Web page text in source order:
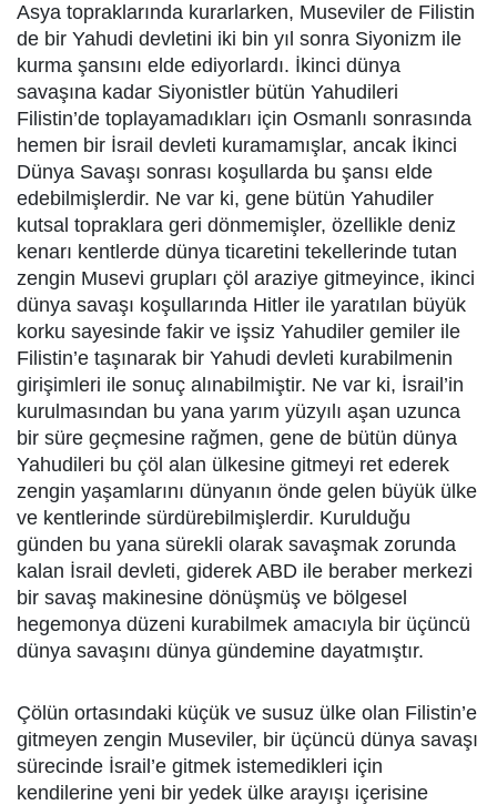
Asya topraklarında kurarlarken, Museviler de Filistin
de bir Yahudi devletini iki bin yıl sonra Siyonizm ile
kurma şansını elde ediyorlardı. İkinci dünya
savaşına kadar Siyonistler bütün Yahudileri
Filistin’de toplayamadıkları için Osmanlı sonrasında
hemen bir İsrail devleti kuramamışlar, ancak İkinci
Dünya Savaşı sonrası koşullarda bu şansı elde
edebilmişlerdir. Ne var ki, gene bütün Yahudiler
kutsal topraklara geri dönmemişler, özellikle deniz
kenarı kentlerde dünya ticaretini tekellerinde tutan
zengin Musevi grupları çöl araziye gitmeyince, ikinci
dünya savaşı koşullarında Hitler ile yaratılan büyük
korku sayesinde fakir ve işsiz Yahudiler gemiler ile
Filistin’e taşınarak bir Yahudi devleti kurabilmenin
girişimleri ile sonuç alınabilmiştir. Ne var ki, İsrail’in
kurulmasından bu yana yarım yüzyılı aşan uzunca
bir süre geçmesine rağmen, gene de bütün dünya
Yahudileri bu çöl alan ülkesine gitmeyi ret ederek
zengin yaşamlarını dünyanın önde gelen büyük ülke
ve kentlerinde sürdürebilmişlerdir. Kurulduğu
günden bu yana sürekli olarak savaşmak zorunda
kalan İsrail devleti, giderek ABD ile beraber merkezi
bir savaş makinesine dönüşmüş ve bölgesel
hegemonya düzeni kurabilmek amacıyla bir üçüncü
dünya savaşını dünya gündemine dayatmıştır.
Çölün ortasındaki küçük ve susuz ülke olan Filistin’e
gitmeyen zengin Museviler, bir üçüncü dünya savaşı
sürecinde İsrail’e gitmek istemedikleri için
kendilerine yeni bir yedek ülke arayışı içerisine